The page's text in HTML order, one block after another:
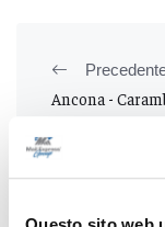
Ancona -
Successivo